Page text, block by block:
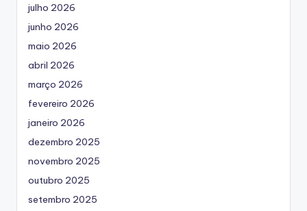
julho 2026
junho 2026
maio 2026
abril 2026
março 2026
fevereiro 2026
janeiro 2026
dezembro 2025
novembro 2025
outubro 2025
setembro 2025